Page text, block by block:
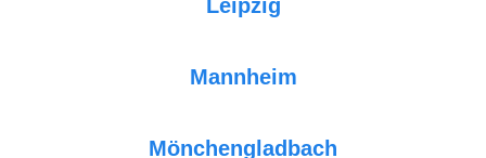
Leipzig
Mannheim
Mönchengladbach